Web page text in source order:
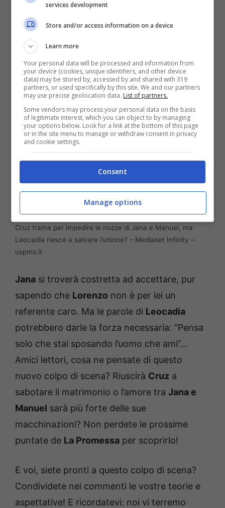
cheLorenzoaccompagni
una ragione ben precisa: umiliarla
pubblicamente e riaffermare il proprio
controllo sulla cerimonia. Un colpo basso che
potrebbe sconvolgere la dolceJana.
Cruz trama per impedire le nozze di Jana e Manuel, ma
Leocadia riesce a salvare l’unione? – Mediaset Infinity –
uspms.it
Jana si troverà costretta ad accettare, pur
sapendo che Lorenzo non è per lei un
referente caro. Ma le parole di Leocadia
potrebbero darle la forza necessaria: “Pensa
solo che stai sposando l’uomo che ami”…
Amici lettori, cosa ne pensate di questo
nuovo colpo di scena? Riuscirà Cruz a
sabotare il matrimonio o l’amore tra Jana e
Manuel sarà più forte delle sue
macchinazioni? Non perdete le prossime
puntate de La Promessa per scoprirlo!
E voi, siete pronti a questo colpo di scena?
Condividete nei commenti le vostre teorie e
aspettative! E ricordatevi: noi vi terremo
services development
Store and/or access information on a device
Learn more
Your personal data will be processed and information from
your device (cookies, unique identifiers, and other device
data) may be stored by, accessed by and shared with 319
partners, or used specifically by this site. We and our partners
may use precise geolocation data. List of partners.
Some vendors may process your personal data on the basis
of legitimate interest, which you can object to by managing
your options below. Look for a link at the bottom of this page
or in the site menu to manage or withdraw consent in privacy
and cookie settings.
Consent
Manage options